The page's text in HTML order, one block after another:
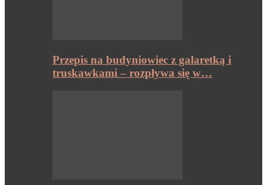
Przepis na budyniowiec z galaretką i
truskawkami – rozpływa się w…